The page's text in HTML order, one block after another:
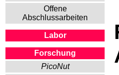
Offene
Abschlussarbeiten
Labor
Forschung
PicoNut